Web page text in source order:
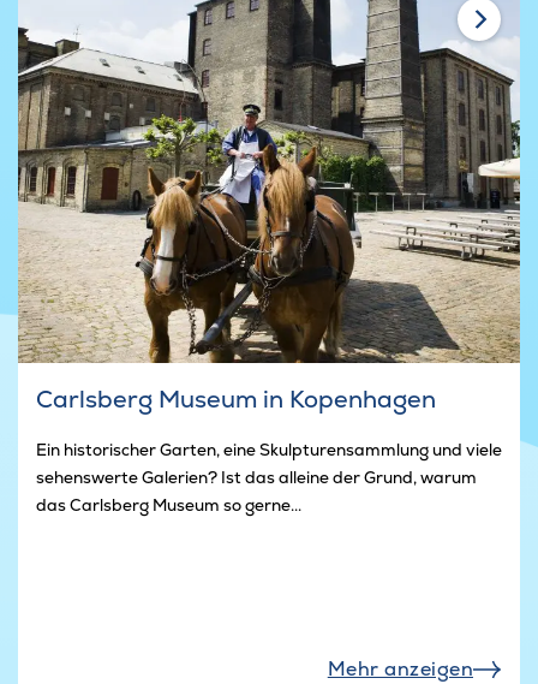
Carlsberg Museum in Kopenhagen
Ein historischer Garten, eine Skulpturensammlung und viele
sehenswerte Galerien? Ist das alleine der Grund, warum
das Carlsberg Museum so gerne...
Mehr anzeigen